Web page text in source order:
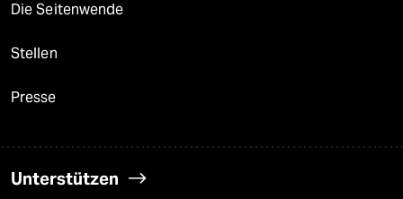
Die Seitenwende
Stellen
Presse
Unterstützen